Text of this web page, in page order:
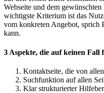
Webseite und dem
wichtigste Kriterium ist das
vom konkreten Angebot, sprich
kann.
3 Aspekte, die auf keinen Fall
Kontaktseite, die von
Suchfunktion auf allen
Klar strukturierter